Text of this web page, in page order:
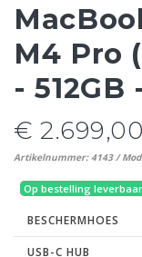
M4 Pro
-
€ 2.699,00
Artikelnummer: 4143 /
Op bestelling leverbaar
BESCHERMHOES
USB-C HUB